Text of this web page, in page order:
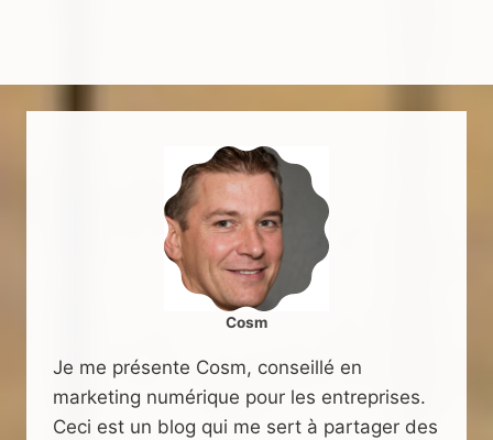
Cosm
Je me présente Cosm, conseillé en
marketing numérique pour les entreprises.
Ceci est un blog qui me sert à partager des